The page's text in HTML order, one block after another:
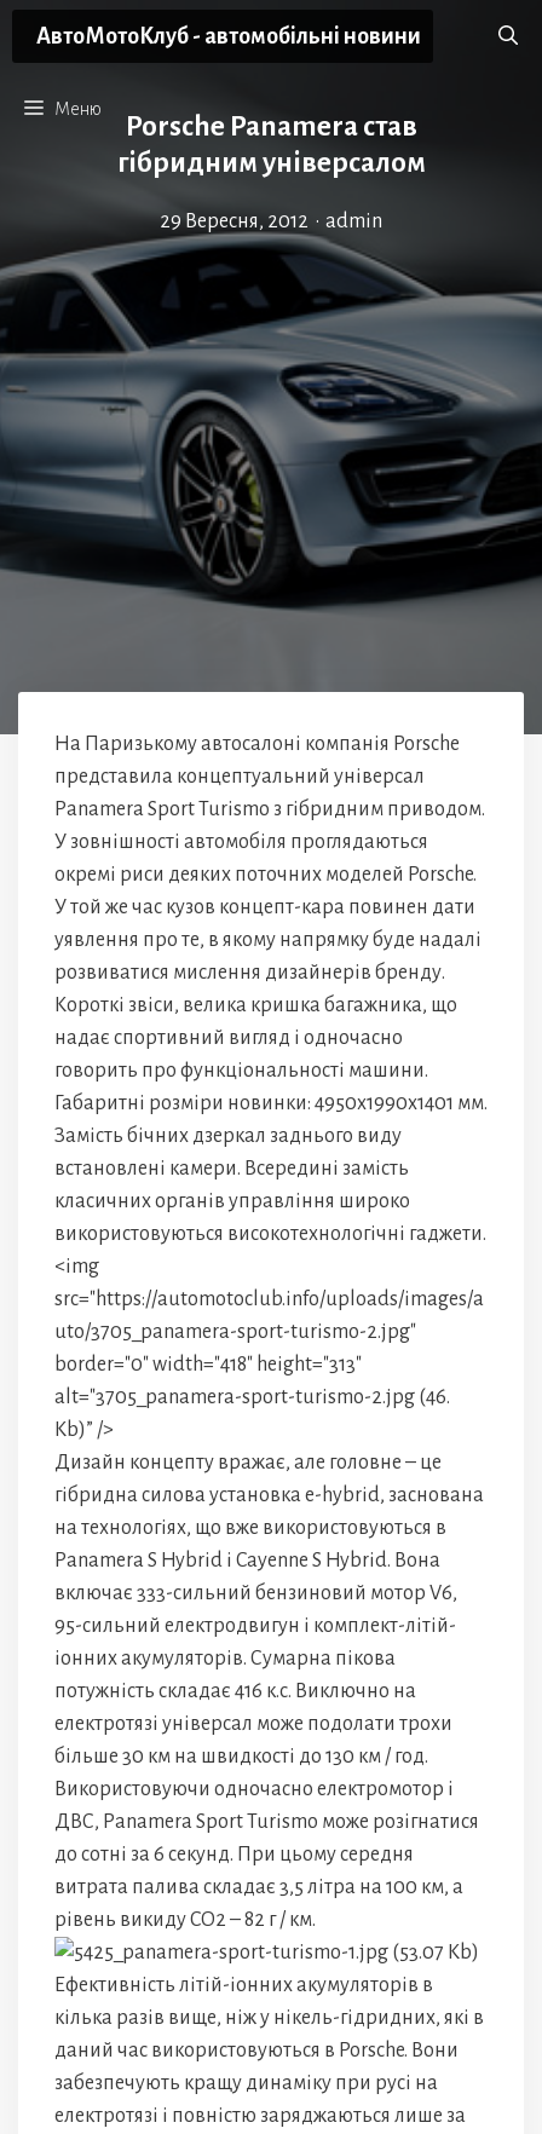
Перейти
АвтоМотоКлуб - автомобільні новини
Меню
Porsche Panamera став
гібридним універсалом
29 Вересня, 2012 • admin
На Паризькому автосалоні компанія Porsche
представила концептуальний універсал
Panamera Sport Turismo з гібридним приводом.
У зовнішності автомобіля проглядаються
окремі риси деяких поточних моделей Porsche.
У той же час кузов концепт-кара повинен дати
уявлення про те, в якому напрямку буде надалі
розвиватися мислення дизайнерів бренду.
Короткі звіси, велика кришка багажника, що
надає спортивний вигляд і одночасно
говорить про функціональності машини.
Габаритні розміри новинки: 4950х1990х1401 мм.
Замість бічних дзеркал заднього виду
встановлені камери. Всередині замість
класичних органів управління широко
використовуються високотехнологічні гаджети.
<img
src="https://automotoclub.info/uploads/images/a
uto/3705_panamera-sport-turismo-2.jpg"
border="0" width="418" height="313"
alt="3705_panamera-sport-turismo-2.jpg (46.
Kb)” />
Дизайн концепту вражає, але головне – це
гібридна силова установка e-hybrid, заснована
на технологіях, що вже використовуються в
Panamera S Hybrid і Cayenne S Hybrid. Вона
включає 333-сильний бензиновий мотор V6,
95-сильний електродвигун і комплект-літій-
іонних акумуляторів. Сумарна пікова
потужність складає 416 к.с. Виключно на
електротязі універсал може подолати трохи
більше 30 км на швидкості до 130 км / год.
Використовуючи одночасно електромотор і
ДВС, Panamera Sport Turismo може розігнатися
до сотні за 6 секунд. При цьому середня
витрата палива складає 3,5 літра на 100 км, а
рівень викиду CO2 – 82 г / км.
Ефективність літій-іонних акумуляторів в
кілька разів вище, ніж у нікель-гідридних, які в
даний час використовуються в Porsche. Вони
забезпечують кращу динаміку при русі на
електротязі і повністю заряджаються лише за